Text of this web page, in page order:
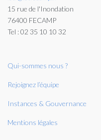
15 rue de l'Inondation
76400 FECAMP
Tel : 02 35 10 10 32
Qui-sommes nous ?
Rejoignez l’équipe
Instances & Gouvernance
Mentions légales